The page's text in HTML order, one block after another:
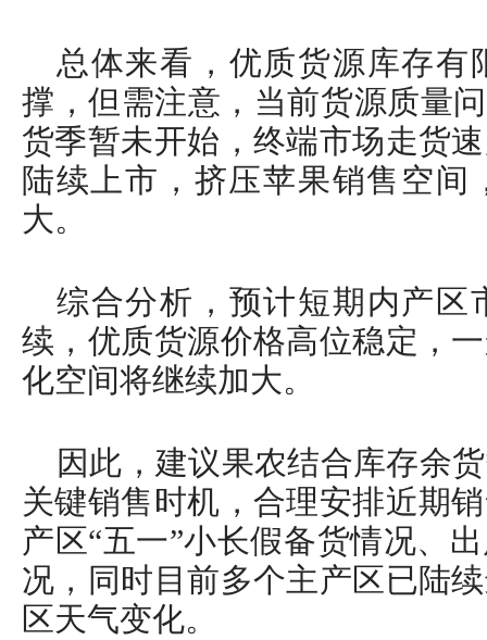
总体来看，优质货源库存有
撑，但需注意，当前货源质量
货季暂未开始，终端市场走货
陆续上市，挤压苹果销售空间
大。
综合分析，预计短期内产区
续，优质货源价格高位稳定，
化空间将继续加大。
因此，建议果农结合库存余
关键销售时机，合理安排近期
产区“五一”小长假备货情况、
况，同时目前多个主产区已陆
区天气变化。